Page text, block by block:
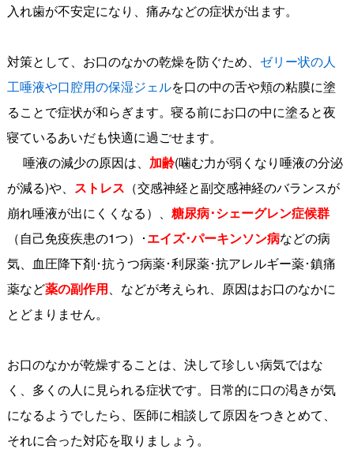
入れ歯が不安定になり、痛みなどの症状が出ます。
対策として、お口のなかの乾燥を防ぐため、 ゼリー状の人
工唾液や口腔用の保湿ジェルを口の中の舌や頬の粘膜に塗
ることで症状が和らぎます。寝る前にお口の中に塗ると夜
寝ているあいだも快適に過ごせます。
唾液の減少の原因は、 加齢(噛む力が弱くなり唾液の分泌
が減る)や、 ストレス （交感神経と副交感神経のバランスが
崩れ唾液が出にくくなる）、 糖尿病･シェーグレン症候群
（自己免疫疾患の1つ）･エイズ･パーキンソン病などの病
気、血圧降下剤･抗うつ病薬･利尿薬･抗アレルギー薬･鎮痛
薬など薬の副作用、などが考えられ、原因はお口のなかに
とどまりません。
お口のなかが乾燥することは、決して珍しい病気ではな
く、多くの人に見られる症状です。日常的に口の渇きが気
になるようでしたら、医師に相談して原因をつきとめて、
それに合った対応を取りましょう。